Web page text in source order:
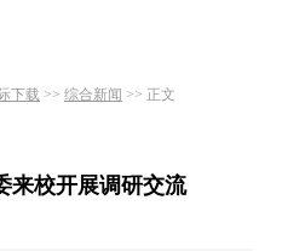
下载 >> 综合新闻 >> 正文
来校开展调研交流